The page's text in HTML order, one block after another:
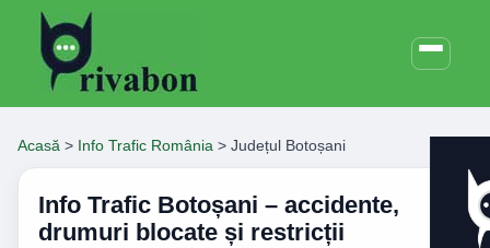
Acasă > Info Trafic România > Județul Botoșani
Info Trafic Botoșani – accidente,
drumuri blocate și restricții